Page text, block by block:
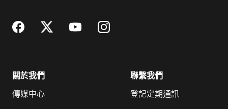
關於我們
傳媒中心
聯繫我們
登記定期通訊